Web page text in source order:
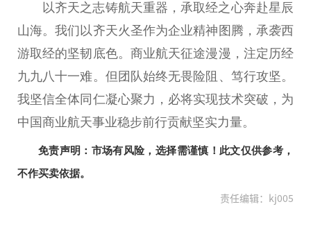
以齐天之志铸航天重器，承取经之心奔赴星辰
山海。我们以齐天火圣作为企业精神 图腾，承袭西
游取经的坚韧底色。商业航天征途漫漫，注定历经
九九八十一难。但团队始终无畏险阻、笃行攻坚。
我坚信全体同仁凝心聚力，必将实现技术突破，为
中国商业航天事业稳步前行贡献坚实力量。
免责声明：市场有风险，选择需谨慎！此文仅供参考，
不作买卖依据。
责任编辑：kj005